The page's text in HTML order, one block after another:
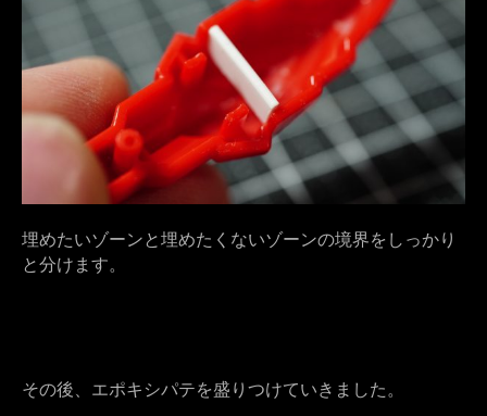
埋めたいゾーンと埋めたくないゾーンの境界をしっかり
と分けます。
その後、エポキシパテを盛りつけていきました。